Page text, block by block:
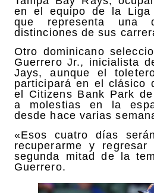
en el equipo de la Liga
que representa una
distinciones de sus
Otro dominicano
Guerrero Jr., inicialista
Jays, aunque el
participará en el clásico
el Citizens Bank Park
a molestias en la
desde hace varias
«Esos cuatro días
recuperarme y
segunda mitad de la
Guerrero.